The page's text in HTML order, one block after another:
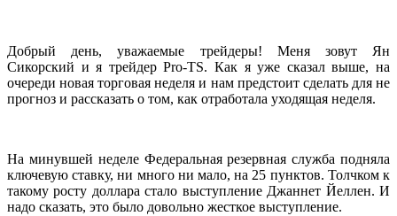
Добрый день, уважаемые трейдеры! Меня зовут Ян
Сикорский и я трейдер Pro-TS. Как я уже сказал выше, на
очереди новая торговая неделя и нам предстоит сделать для не
прогноз и рассказать о том, как отработала уходящая неделя.
На минувшей неделе Федеральная резервная служба подняла
ключевую ставку, ни много ни мало, на 25 пунктов. Толчком к
такому росту доллара стало выступление Джаннет Йеллен. И
надо сказать, это было довольно жесткое выступление.